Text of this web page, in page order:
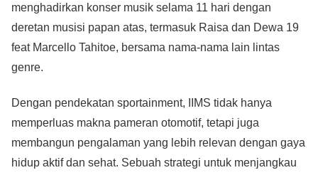
menghadirkan konser musik selama 11 hari dengan
deretan musisi papan atas, termasuk Raisa dan Dewa 19
feat Marcello Tahitoe, bersama nama-nama lain lintas
genre.
Dengan pendekatan sportainment, IIMS tidak hanya
memperluas makna pameran otomotif, tetapi juga
membangun pengalaman yang lebih relevan dengan gaya
hidup aktif dan sehat. Sebuah strategi untuk menjangkau